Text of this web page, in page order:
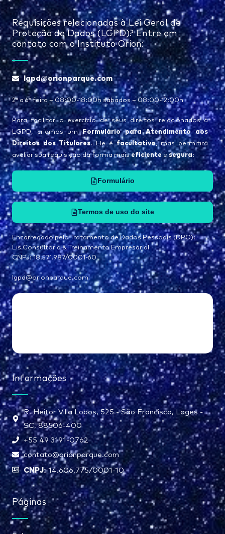
Páginas
Informações
R. Heitor Villa Lobos, 525 - São Francisco, Lages -
SC, 88506-400
+55 49 3191-0762
contato@orionparque.com
CNPJ:14.606.775/0001-10
Requisições relacionadas à Lei Geral de
Proteção de Dados (LGPD)? Entre em
contato com o Instituto Orion:
lgpd@orionparque.com
2° a 6° feira – 08:00-18:00h sábados – 08:00-12:00h
Para facilitar o exercício de seus direitos relacionados à
LGPD, criamos umFormulário para Atendimento aos
Direitos dos Titulares. Ele éfacultativo, mas permitirá
avaliar sua requisição da forma maiseficientee segura:
Formulário
Termos de uso do site
Encarregado pelo Tratamento de Dados Pessoais (DPO):
Lis Consultoria & Treinamento Empresarial
CNPJ: 18.571.987/0001-60
lgpd@orionparque.com